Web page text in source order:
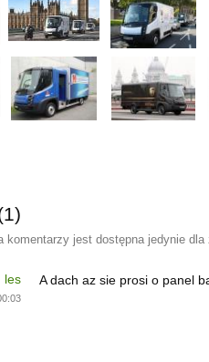
komentarzy jest dostępna jedynie
les A dach az sie prosi o panel